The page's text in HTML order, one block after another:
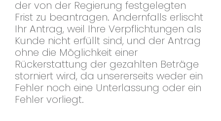
der von der Regierung festgelegten
Frist zu beantragen. Andernfalls erlischt
Ihr Antrag, weil Ihre Verpflichtungen als
Kunde nicht erfüllt sind, und der Antrag
ohne die Möglichkeit einer
Rückerstattung der gezahlten Beträge
storniert wird, da unsererseits weder ein
Fehler noch eine Unterlassung oder ein
Fehler vorliegt.